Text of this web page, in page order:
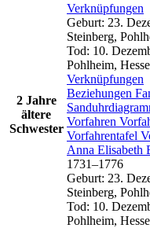
2 Jahre
ältere
Schwester
Verknüpfungen
Geburt: 23.
Steinberg,
Tod: 10.
Pohlheim,
Verknüpfungen
Beziehungen
Vorfahren
Vorfahrentafel
Anna Elisabeth
1731–1776
Geburt: 23.
Steinberg,
Tod: 10.
Pohlheim,